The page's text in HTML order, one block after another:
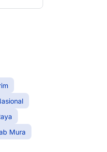
Mura